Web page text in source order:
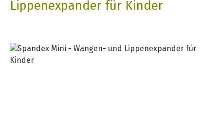
Lippenexpander für Kinder
Bildergalerie überspringen